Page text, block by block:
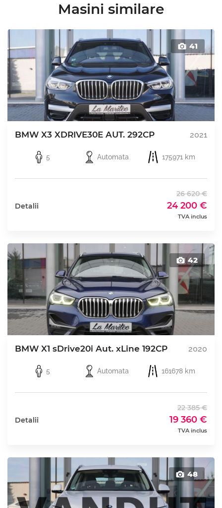
Masini similare
41
BMW X3 XDRIVE30E AUT. 292CP 2021
5 Automata 175971 km
Detalii
26 620 €
24 200 €
TVA inclus
42
BMW X1 sDrive20i Aut. xLine 192CP 2020
5 Automata 161678 km
Detalii
22 385 €
19 360 €
TVA inclus
48